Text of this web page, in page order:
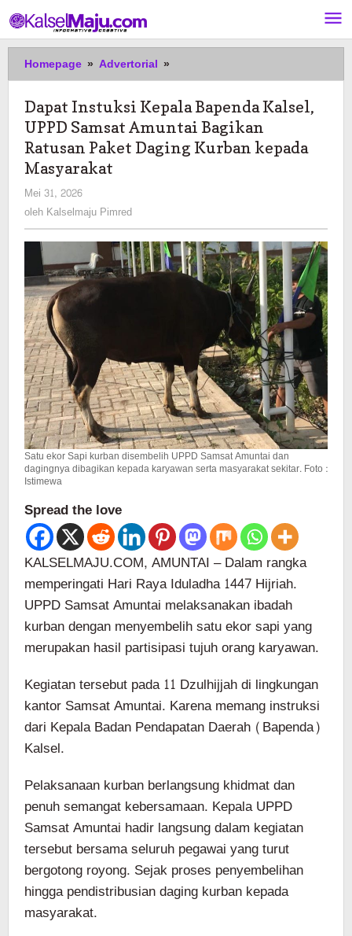
ke
konten
Homepage » Advertorial »
Instuksi
Kepala
Bapenda
Kalsel,
UPPD
Samsat
Paket
Daging
Kurban
kepada
Masyarakat
Dapat Instuksi Kepala Bapenda Kalsel,
UPPD Samsat Amuntai Bagikan
Ratusan Paket Daging Kurban kepada
Masyarakat
Mei 31, 2026
Kalselmaju
Pimred
oleh Kalselmaju Pimred
Satu ekor Sapi kurban disembelih UPPD Samsat Amuntai dan
dagingnya dibagikan kepada karyawan serta masyarakat sekitar. Foto :
Istimewa
Spread the love
KALSELMAJU.COM, AMUNTAI – Dalam rangka
memperingati Hari Raya Iduladha 1447 Hijriah.
UPPD Samsat Amuntai melaksanakan ibadah
kurban dengan menyembelih satu ekor sapi yang
merupakan hasil partisipasi tujuh orang karyawan.
Kegiatan tersebut pada 11 Dzulhijjah di lingkungan
kantor Samsat Amuntai. Karena memang instruksi
dari Kepala Badan Pendapatan Daerah (Bapenda)
Kalsel.
Pelaksanaan kurban berlangsung khidmat dan
penuh semangat kebersamaan. Kepala UPPD
Samsat Amuntai hadir langsung dalam kegiatan
tersebut bersama seluruh pegawai yang turut
bergotong royong. Sejak proses penyembelihan
hingga pendistribusian daging kurban kepada
masyarakat.